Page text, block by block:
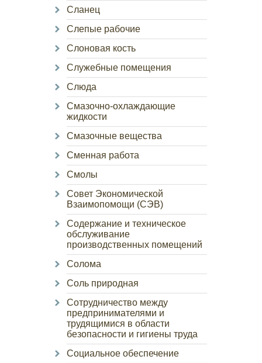
Сланец
Слепые рабочие
Слоновая кость
Служебные помещения
Слюда
Смазочно-охлаждающие
жидкости
Смазочные вещества
Сменная работа
Смолы
Совет Экономической
Взаимопомощи (СЭВ)
Содержание и техническое
обслуживание
производственных помещений
Солома
Соль природная
Сотрудничество между
предпринимателями и
трудящимися в области
безопасности и гигиены труда
Социальное обеспечение